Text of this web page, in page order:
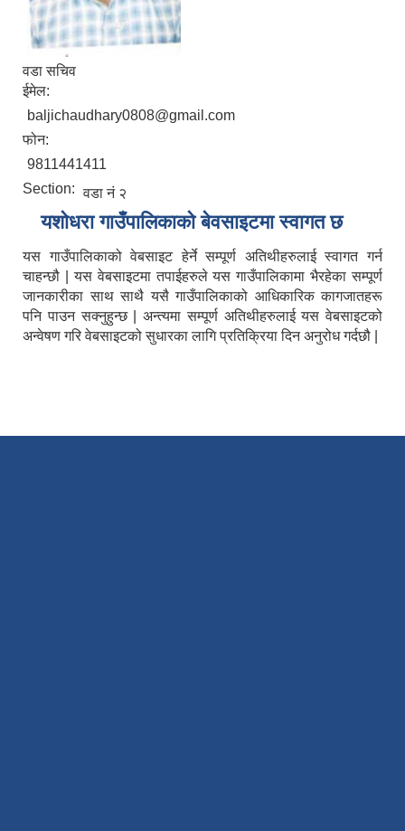
वडा सचिव
ईमेल:
baljichaudhary0808@gmail.com
फोन:
9811441411
Section: वडा नं २
यशाेधरा गाउँपालिकाकाे बेवसाइटमा स्वागत छ
यस गाउँपालिकाको वेबसाइट हेर्ने सम्पूर्ण अतिथीहरुलाई स्वागत गर्न
चाहन्छौ | यस वेबसाइटमा तपाईहरुले यस गाउँपालिकामा भैरहेका सम्पूर्ण
जानकारीका साथ साथै यसै गाउँपालिकाको आधिकारिक कागजातहरू
पनि पाउन सक्नुहुन्छ | अन्त्यमा सम्पूर्ण अतिथीहरुलाई यस वेबसाइटको
अन्वेषण गरि वेबसाइटको सुधारका लागि प्रतिक्रिया दिन अनुरोध गर्दछौ |